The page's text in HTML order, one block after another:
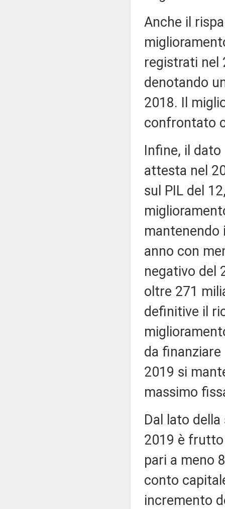
Anche il
registrati nel
denotando
2018. Il
confrontato
Infine, il
attesta nel
sul PIL del
anno con
negativo del
oltre 271
definitive il
da
2019 si
massimo
Dal lato
2019 è
pari a meno
conto
incremento